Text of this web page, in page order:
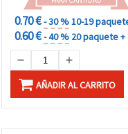
0.70 €- 30 %10-19
0.60 €- 40 % 20 paquete +
AÑADIR AL CARRITO